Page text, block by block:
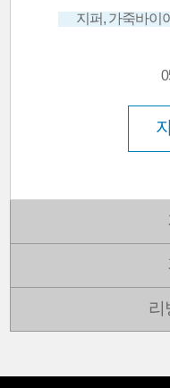
지퍼, 가죽바이
리